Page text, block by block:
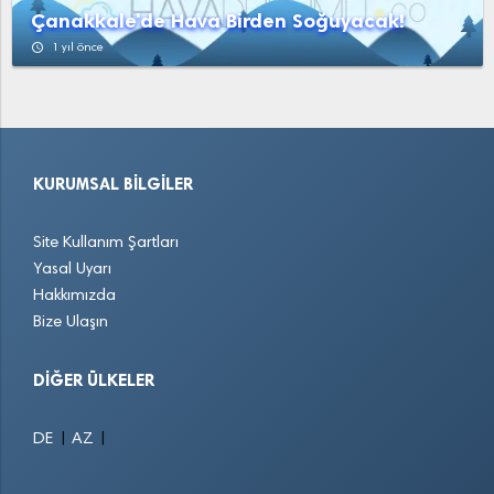
YukarıAğzıaçık Yunak
Çanakkale'de Hava Birden Soğuyacak!
access_time 1 yıl önce
KURUMSAL BILGILER
Site Kullanım Şartları
Yasal Uyarı
Hakkımızda
Bize Ulaşın
DIĞER ÜLKELER
DE AZ